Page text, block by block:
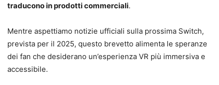
traducono in prodotti commerciali.
Mentre aspettiamo notizie ufficiali sulla prossima Switch,
prevista per il 2025, questo brevetto alimenta le speranze
dei fan che desiderano un’esperienza VR più immersiva e
accessibile.